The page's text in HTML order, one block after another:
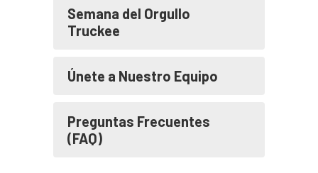
Semana del Orgullo
Truckee
Únete a Nuestro Equipo
Preguntas Frecuentes
(FAQ)